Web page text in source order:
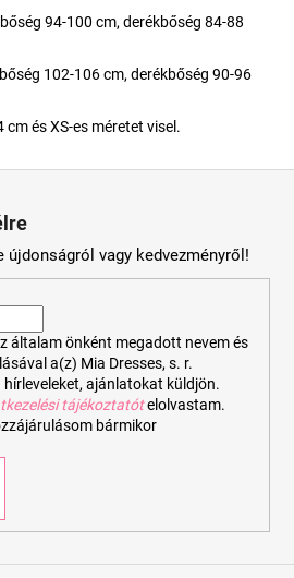
94-100 cm, derékbőség 84-88
102-106 cm, derékbőség 90-96
és XS-es méretet visel.
vagy kedvezményről!
általam önként megadott nevem és
a(z) Mia Dresses, s. r.
ajánlatokat küldjön.
tájékoztatót elolvastam.
bármikor